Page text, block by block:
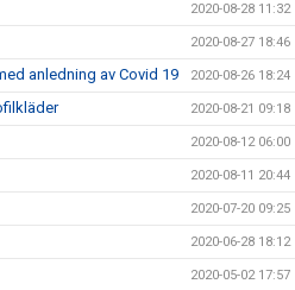
2020-08-28 11:32
2020-08-27 18:46
anledning av Covid 19 2020-08-26 18:24
2020-08-21 09:18
2020-08-12 06:00
2020-08-11 20:44
2020-07-20 09:25
2020-06-28 18:12
2020-05-02 17:57